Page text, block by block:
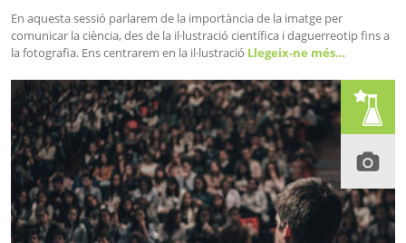
En aquesta sessió parlarem de la importància de la imatge per
comunicar la ciència, des de la il·lustració científica i daguerreotip fins a
la fotografia. Ens centrarem en la il·lustració Llegeix-ne més…